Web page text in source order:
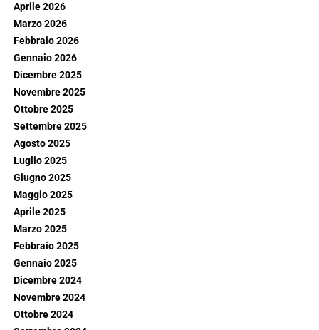
Aprile 2026
Marzo 2026
Febbraio 2026
Gennaio 2026
Dicembre 2025
Novembre 2025
Ottobre 2025
Settembre 2025
Agosto 2025
Luglio 2025
Giugno 2025
Maggio 2025
Aprile 2025
Marzo 2025
Febbraio 2025
Gennaio 2025
Dicembre 2024
Novembre 2024
Ottobre 2024